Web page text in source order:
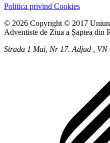
Politica privind Cookies
© 2026 Copyright © 2017
Adventiste de Ziua a Șaptea din
Strada 1 Mai, Nr 17.Adjud , VN